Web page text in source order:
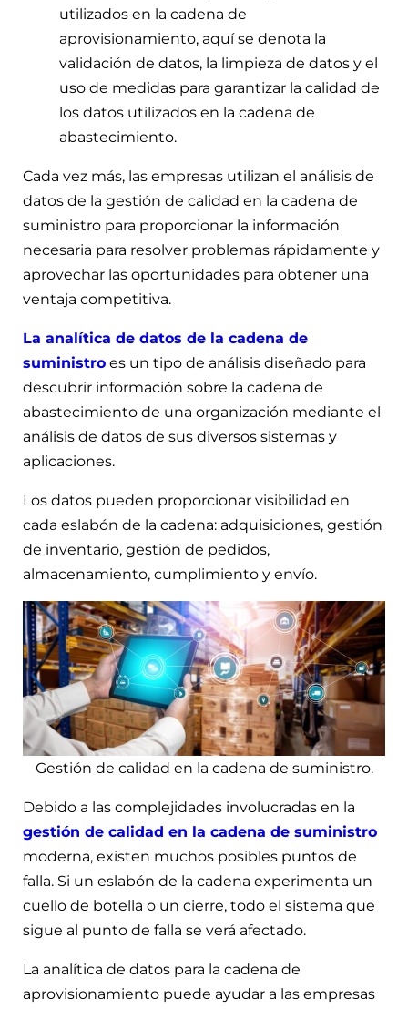
utilizados en la cadena de
aprovisionamiento, aquí se denota la
validación de datos, la limpieza de datos y el
uso de medidas para garantizar la calidad de
los datos utilizados en la cadena de
abastecimiento.
Cada vez más, las empresas utilizan el análisis de
datos de la gestión de calidad en la cadena de
suministro para proporcionar la información
necesaria para resolver problemas rápidamente y
aprovechar las oportunidades para obtener una
ventaja competitiva.
La analítica de datos de la cadena de
suministro es un tipo de análisis diseñado para
descubrir información sobre la cadena de
abastecimiento de una organización mediante el
análisis de datos de sus diversos sistemas y
aplicaciones.
Los datos pueden proporcionar visibilidad en
cada eslabón de la cadena: adquisiciones, gestión
de inventario, gestión de pedidos,
almacenamiento, cumplimiento y envío.
Gestión de calidad en la cadena de suministro.
Debido a las complejidades involucradas en la
gestión de calidad en la cadena de suministro
moderna, existen muchos posibles puntos de
falla. Si un eslabón de la cadena experimenta un
cuello de botella o un cierre, todo el sistema que
sigue al punto de falla se verá afectado.
La analítica de datos para la cadena de
aprovisionamiento puede ayudar a las empresas